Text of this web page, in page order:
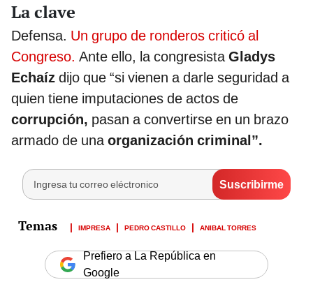
La clave
Defensa. Un grupo de ronderos criticó al
Congreso. Ante ello, la congresistaGladys
Echaíz dijo que “si vienen a darle seguridad a
quien tiene imputaciones de actos de
corrupción, pasan a convertirse en un brazo
armado de unaorganización criminal”.
IMPRESA PEDRO CASTILLO ANIBAL TORRES
Prefiero a La República en
Google